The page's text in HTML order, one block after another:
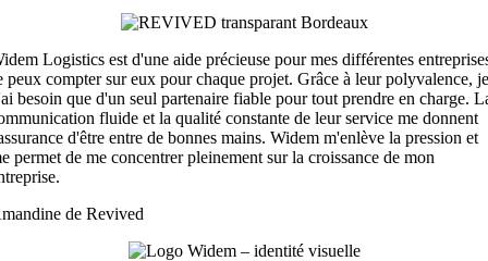
Logistics est d'une aide précieuse pour mes différentes
peux compter sur eux pour chaque projet. Grâce à leur polyvalence,
besoin que d'un seul partenaire fiable pour tout prendre en charge.
fluide et la qualité constante de leur service me donnent
d'être entre de bonnes mains. Widem m'enlève la pression et
permet de me concentrer pleinement sur la croissance de mon
de Revived